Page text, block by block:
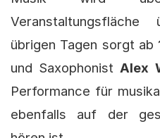
übrigen Tagen sorgt ab
und SaxophonistAlex
Performance für
ebenfalls auf der